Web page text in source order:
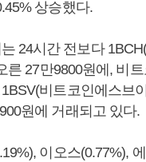
상승했다.
24시간 전보다
른 27만9800원에, 비
비트코인에스브
원에 거래되고 있다.
이오스(0.77%),